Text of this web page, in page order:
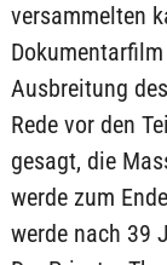
versammelten
Ausbreitung
Rede vor den
gesagt, die
werde zum
werde nach 39